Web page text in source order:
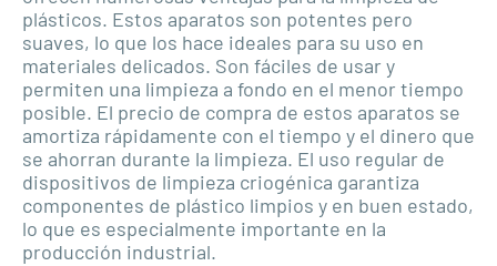
plásticos. Estos aparatos son potentes pero
suaves, lo que los hace ideales para su uso en
materiales delicados. Son fáciles de usar y
permiten una limpieza a fondo en el menor tiempo
posible. El precio de compra de estos aparatos se
amortiza rápidamente con el tiempo y el dinero que
se ahorran durante la limpieza. El uso regular de
dispositivos de limpieza criogénica garantiza
componentes de plástico limpios y en buen estado,
lo que es especialmente importante en la
producción industrial.